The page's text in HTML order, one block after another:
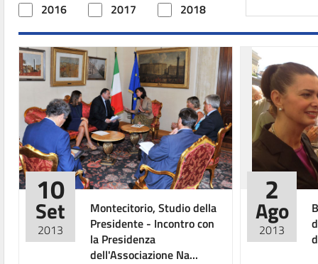
2016
2017 2018
10
Set
2013
Montecitorio, Studio della
Presidente - Incontro con
la Presidenza
dell'Associazione Na...
2
Ago
2013